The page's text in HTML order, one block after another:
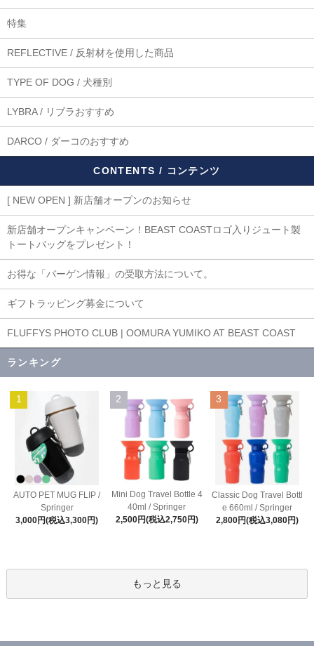
特集
REFLECTIVE / 反射材を使用した商品
TYPE OF DOG / 犬種別
LYBRA / リブラおすすめ
DARCO / ダーコのおすすめ
CONTENTS / コンテンツ
[ NEW OPEN ] 新店舗オープンのお知らせ
新店舗オープンキャンペーン！BEAST COASTロゴ入りジュート製
トートバッグをプレゼント！
お得な「バーゲン情報」の受取方法について。
ギフトラッピング募金について
FLUFFYS PHOTO CLUB | OOMURA YUMIKO AT BEAST COAST
ランキング
1
AUTO PET MUG FLIP /
Springer
3,000円(税込3,300円)
2
Mini Dog Travel Bottle 4
40ml / Springer
2,500円(税込2,750円)
3
Classic Dog Travel Bottl
e 660ml / Springer
2,800円(税込3,080円)
もっと見る